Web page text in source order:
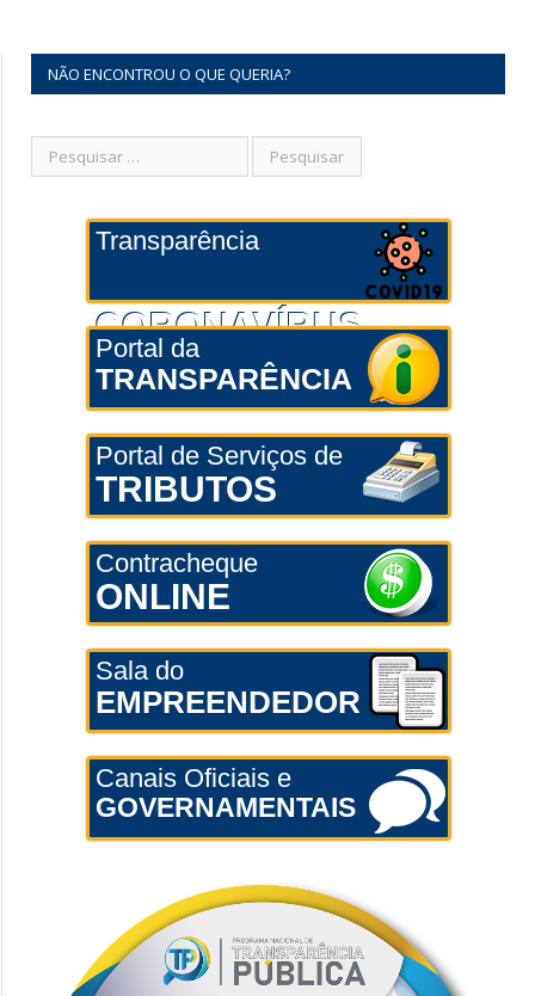
NÃO ENCONTROU O QUE QUERIA?
Transparência
CORONAVÍRUS
Portal da
TRANSPARÊNCIA
Portal de Serviços de
TRIBUTOS
Contracheque
ONLINE
Sala do
EMPREENDEDOR
Canais Oficiais e
GOVERNAMENTAIS